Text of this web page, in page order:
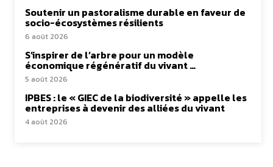
Soutenir un pastoralisme durable en faveur de
socio-écosystèmes résilients
6 août 2026
S’inspirer de l’arbre pour un modèle
économique régénératif du vivant …
5 août 2026
IPBES : le « GIEC de la biodiversité » appelle les
entreprises à devenir des alliées du vivant
4 août 2026